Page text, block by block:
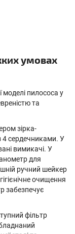
умовах
моделі пилососа у
та
зірка-
4 сердечниками. У
вимикачі. У
для
ручний шейкер
очищення
забезпечує
фільтр